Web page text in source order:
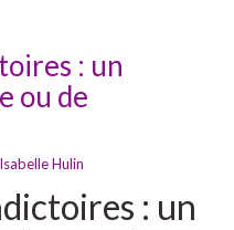
: un
ou de
Hulin
: un